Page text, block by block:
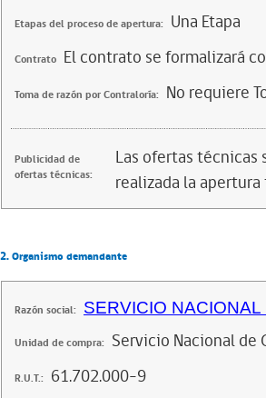
Etapas del proceso de apertura: Una Etapa
Contrato El contrato se formalizará
Toma de razón por Contraloría: No requiere
Publicidad de
ofertas técnicas:
Las ofertas
realizada la
2. Organismo demandante
Razón social: SERVICIO
Unidad de compra: Servicio Nacional de
R.U.T.: 61.702.000-9